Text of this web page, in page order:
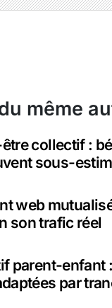
même
collectif :
sous-
web
son trafic réel
parent-enfant
par